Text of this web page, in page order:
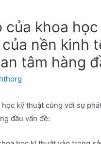
của khoa
nền kinh
tâm hàng
kỹ thuật cùng với sự
đầu vấn đề: